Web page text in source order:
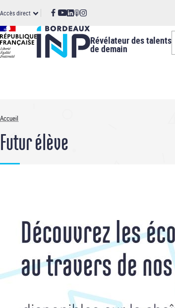
au
contenu
principal
Accès direct
Révélateur des talents
de demain
Fil
d'Ariane
Accueil
Futur élève